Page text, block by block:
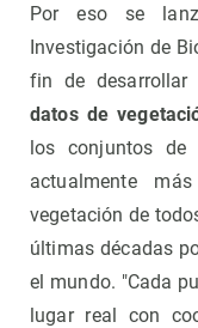
Por eso se
Investigación de
fin de desarrollar
datos de
los conjuntos de
actualmente
vegetación de
últimas décadas
el mundo. "Cada
lugar real con